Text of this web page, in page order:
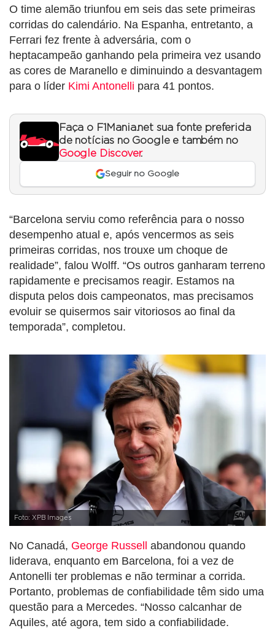
O time alemão triunfou em seis das sete primeiras
corridas do calendário. Na Espanha, entretanto, a
Ferrari fez frente à adversária, com o
heptacampeão ganhando pela primeira vez usando
as cores de Maranello e diminuindo a desvantagem
para o líder Kimi Antonelli para 41 pontos.
Faça o F1Mania.net sua fonte preferida
de notícias no Google e também no
Google Discover.
Seguir no Google
“Barcelona serviu como referência para o nosso
desempenho atual e, após vencermos as seis
primeiras corridas, nos trouxe um choque de
realidade”, falou Wolff. “Os outros ganharam terreno
rapidamente e precisamos reagir. Estamos na
disputa pelos dois campeonatos, mas precisamos
evoluir se quisermos sair vitoriosos ao final da
temporada”, completou.
Foto: XPB Images
No Canadá, George Russell
abandonou quando
liderava, enquanto em Barcelona, foi a vez de
Antonelli ter problemas e não terminar a corrida.
Portanto, problemas de confiabilidade têm sido uma
questão para a Mercedes. “Nosso calcanhar de
Aquiles, até agora, tem sido a confiabilidade.